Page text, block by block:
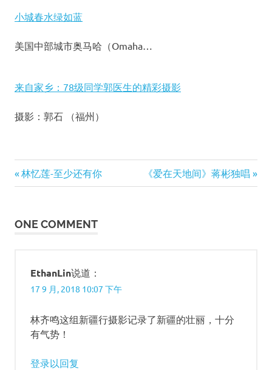
小城春水绿如蓝
美国中部城市奥马哈（Omaha…
来自家乡：78级同学郭医生的精彩摄影
摄影：郭石 （福州）
新
疆
鸣
文
章
航
Previous
Post:
林忆莲-至少还有你
Next
Post:
《爱在天地间》蒋彬独唱
ONE COMMENT
EthanLin说道：
17 9 月, 2018 10:07 下午
林齐鸣这组新疆行摄影记录了新疆的壮丽，十分
有气势！
登录以回复